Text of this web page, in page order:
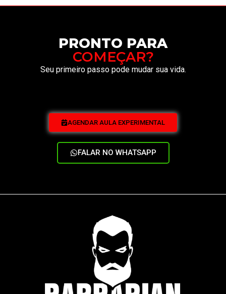
PRONTO PARA
COMEÇAR?
Seu primeiro passo pode mudar sua vida.
AGENDAR AULA EXPERIMENTAL
FALAR NO WHATSAPP